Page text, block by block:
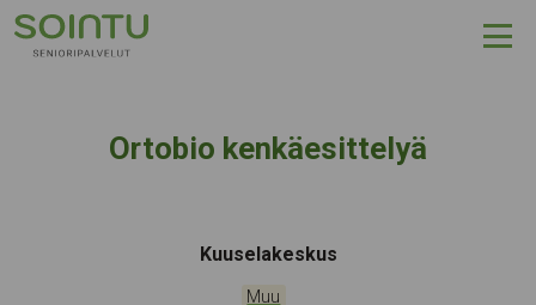
Hyppää sisältöön
Ortobio kenkäesittelyä
Tapahtumapaikka:
Kuuselakeskus
Kategoriat:
Muu